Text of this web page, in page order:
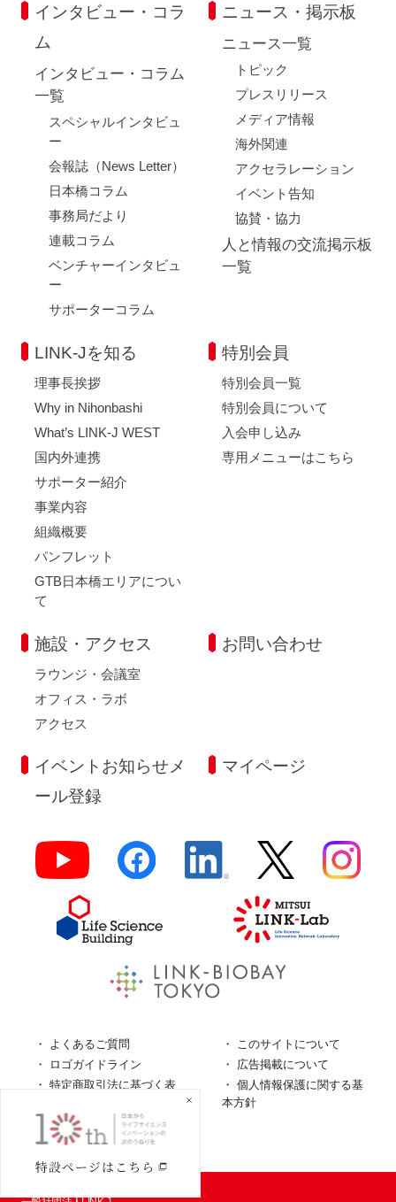
インタビュー・コラ
ム
インタビュー・コラム
一覧
スペシャルインタビュ
ー
会報誌（News Letter）
日本橋コラム
事務局だより
連載コラム
ベンチャーインタビュ
ー
サポーターコラム
ニュース・掲示板
ニュース一覧
トピック
プレスリリース
メディア情報
海外関連
アクセラレーション
イベント告知
協賛・協力
人と情報の交流掲示板
一覧
LINK-Jを知る
理事長挨拶
Why in Nihonbashi
What’s LINK-J WEST
国内外連携
サポーター紹介
事業内容
組織概要
パンフレット
GTB日本橋エリアについ
て
特別会員
特別会員一覧
特別会員について
入会申し込み
専用メニューはこちら
施設・アクセス
ラウンジ・会議室
オフィス・ラボ
アクセス
お問い合わせ
イベントお知らせメ
ール登録
マイページ
よくあるご質問
このサイトについて
ロゴガイドライン
広告掲載について
特定商取引法に基づく表
個人情報保護に関する基
本方針
個人情報の取扱について